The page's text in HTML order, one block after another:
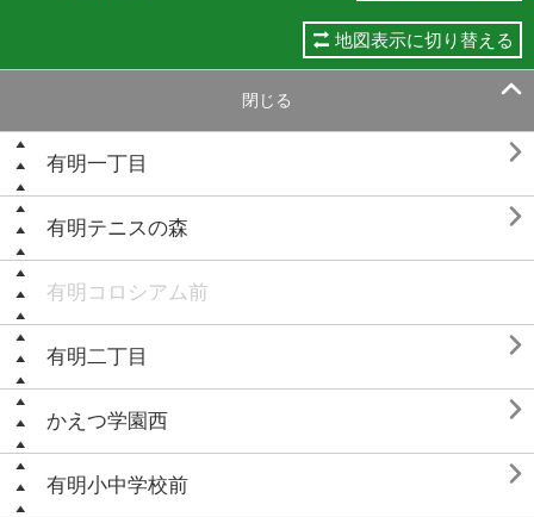
地図表示に切り替える
閉じる 
有明一丁目 
有明テニスの森 
有明コロシアム前
有明二丁目 
かえつ学園西 
有明小中学校前 